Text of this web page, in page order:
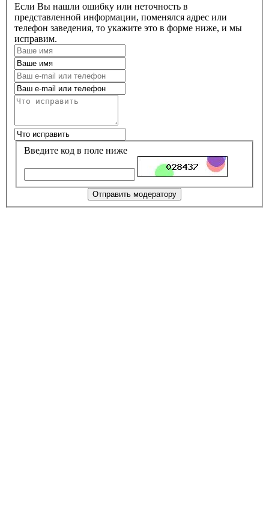
Если Вы нашли ошибку или неточность в
представленной информации, поменялся адрес или
телефон заведения, то укажите это в форме ниже, и мы
исправим.
Введите код в поле ниже
Отправить модератору